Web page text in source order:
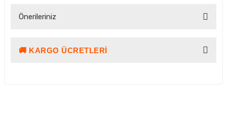
Önerileriniz
Bu ürünün fiyat bilgisi, resim, ürün açıklamalarında ve diğer
🚚 KARGO ÜCRETLERI